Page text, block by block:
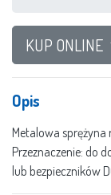
KUP ONLINE
Opis
Metalowa sprężyna
Przeznaczenie: do
lub bezpieczników